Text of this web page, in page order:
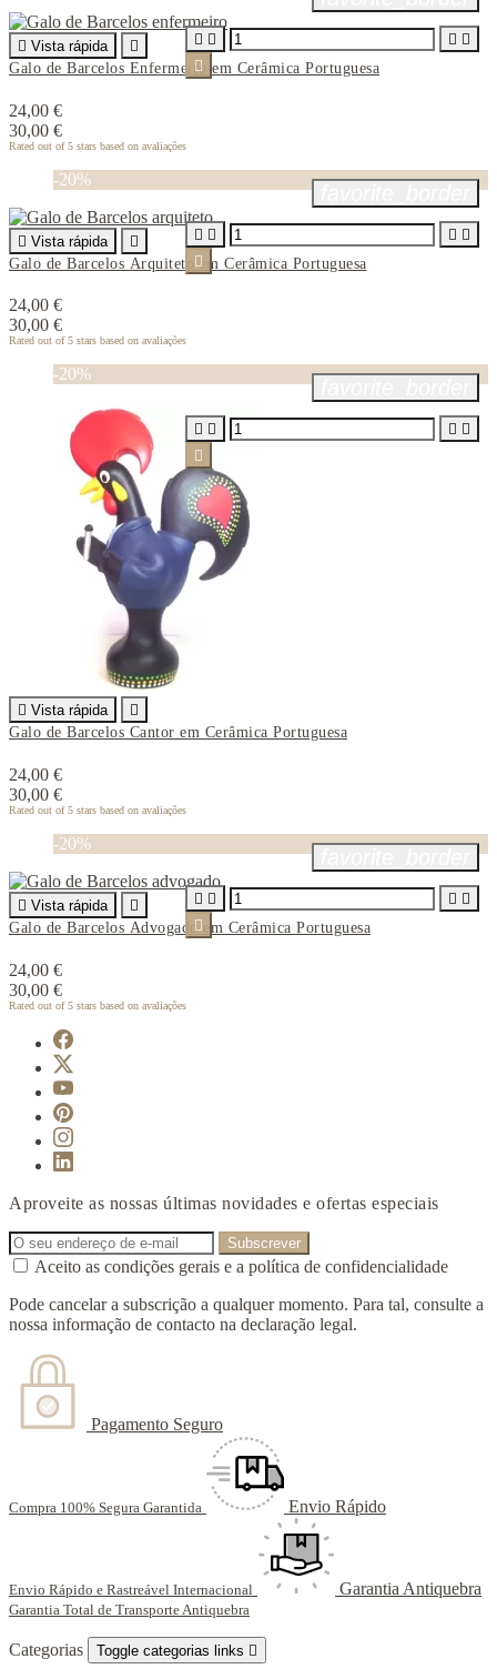
 Vista rápida

Galo de Barcelos Enfermeiro em Cerâmica Portuguesa
24,00 €
30,00 €
Rated out of 5 stars based on avaliações
   

-20%
 Vista rápida

Galo de Barcelos Arquiteto em Cerâmica Portuguesa
24,00 €
30,00 €
Rated out of 5 stars based on avaliações
   

-20%
 Vista rápida

Galo de Barcelos Cantor em Cerâmica Portuguesa
24,00 €
30,00 €
Rated out of 5 stars based on avaliações
   

-20%
 Vista rápida

Galo de Barcelos Advogado em Cerâmica Portuguesa
24,00 €
30,00 €
Rated out of 5 stars based on avaliações
   

Aproveite as nossas últimas novidades e ofertas especiais
Aceito as condições gerais e a política de confidencialidade
Pode cancelar a subscrição a qualquer momento. Para tal, consulte a
nossa informação de contacto na declaração legal.
Pagamento Seguro
Compra 100% Segura Garantida Envio Rápido
Envio Rápido e Rastreável Internacional Garantia Antiquebra
Garantia Total de Transporte Antiquebra
Categorias Toggle categorias links 